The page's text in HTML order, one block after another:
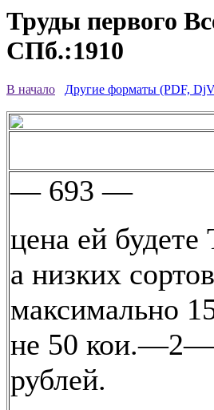
Труды первого
СПб.:1910
В начало Другие форматы (PDF,
— 693 —
цена ей
а низких сортов
максимально
не 50
рублей.